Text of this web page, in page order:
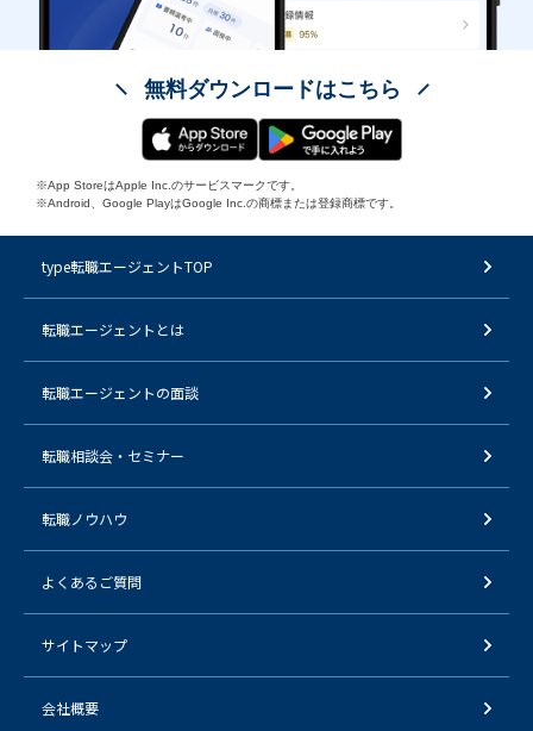
無料ダウンロードはこちら
※App StoreはApple Inc.のサービスマークです。
※Android、Google PlayはGoogle Inc.の商標または登録商標です。
type転職エージェントTOP
転職エージェントとは
転職エージェントの面談
転職相談会・セミナー
転職ノウハウ
よくあるご質問
サイトマップ
会社概要